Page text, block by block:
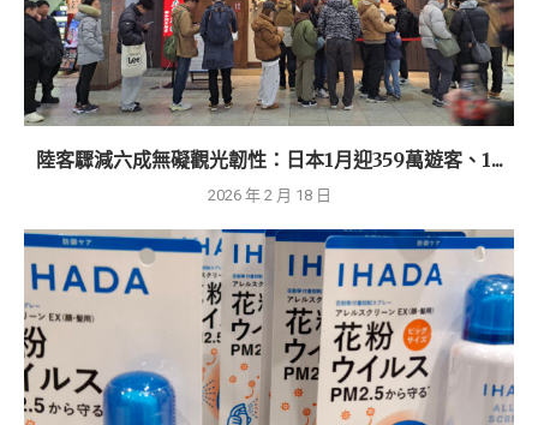
陸客驟減六成無礙觀光韌性：日本1月迎359萬遊客、1...
2026 年 2 月 18 日